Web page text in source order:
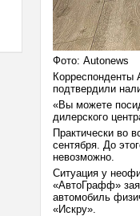
Фото: Autonews
Корреспонденты
подтвердили
«Вы можете
дилерского
Практически во
сентября. До
невозможно.
Ситуация у
«АвтоГрафф»
автомобиль
«Искру».